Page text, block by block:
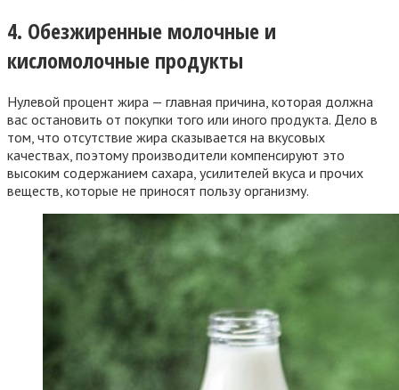
4. Обезжиренные молочные и
кисломолочные продукты
Нулевой процент жира — главная причина, которая должна
вас остановить от покупки того или иного продукта. Дело в
том, что отсутствие жира сказывается на вкусовых
качествах, поэтому производители компенсируют это
высоким содержанием сахара, усилителей вкуса и прочих
веществ, которые не приносят пользу организму.